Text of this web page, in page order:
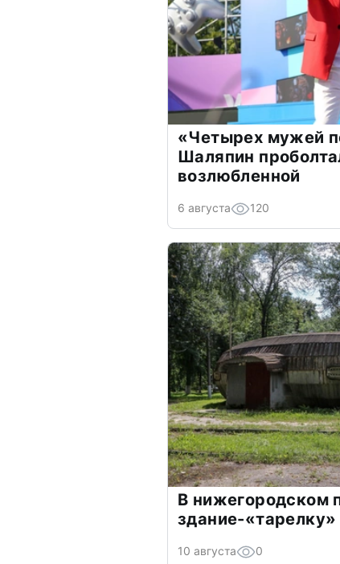
«Четырех мужей
Шаляпин
возлюбленной
6 августа 120
В нижегородском
здание-«тарелку»
10 августа 0